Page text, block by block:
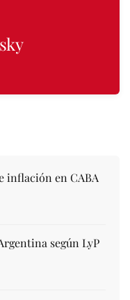
inflación en CABA
según LyP